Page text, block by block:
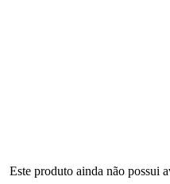
Este produto ainda não possui